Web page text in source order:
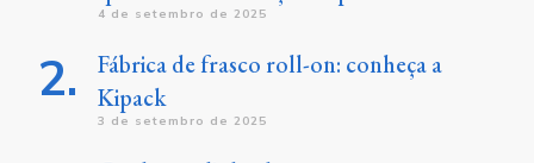
4 de setembro de 2025
Fábrica de frasco roll-on: conheça a
Kipack
3 de setembro de 2025